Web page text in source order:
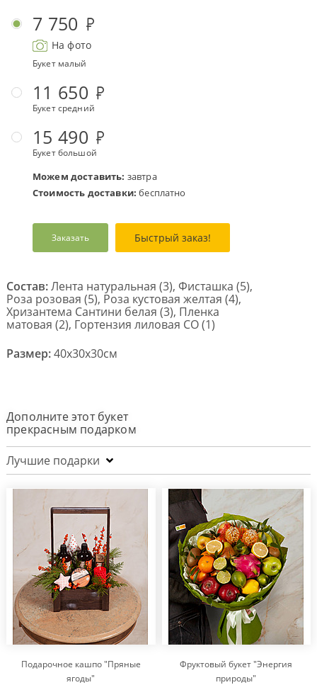
Корпоративным
клиентам
Обратная
связь
О
компании
language
to
English
7 750
На фото
Букет малый
11 650
Букет средний
15 490
Букет большой
Можем доставить: завтра
Стоимость доставки: бесплатно
Заказать Быстрый заказ!
Состав:Лента натуральная (3), Фисташка (5),
Роза розовая (5), Роза кустовая желтая (4),
Хризантема Сантини белая (3), Пленка
матовая (2), Гортензия лиловая СО (1)
Размер:40x30x30см
Дополните этот букет
прекрасным подарком
Лучшие подарки
Подарочное кашпо "Пряные
ягоды"
Фруктовый букет "Энергия
природы"